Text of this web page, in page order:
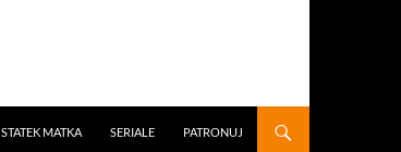
STATEK MATKA SERIALE PATRONUJ